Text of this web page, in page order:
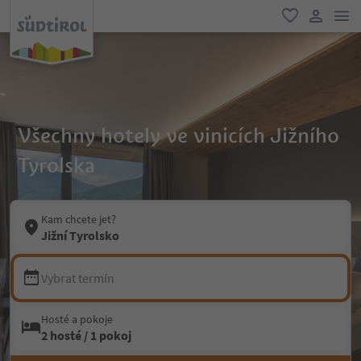
oblíbené
Všechny hotely ve vinicích Jižního
Tyrolska
Kam chcete jet?
Jižní Tyrolsko
Vybrat termín
Hosté a pokoje
2 hosté / 1 pokoj